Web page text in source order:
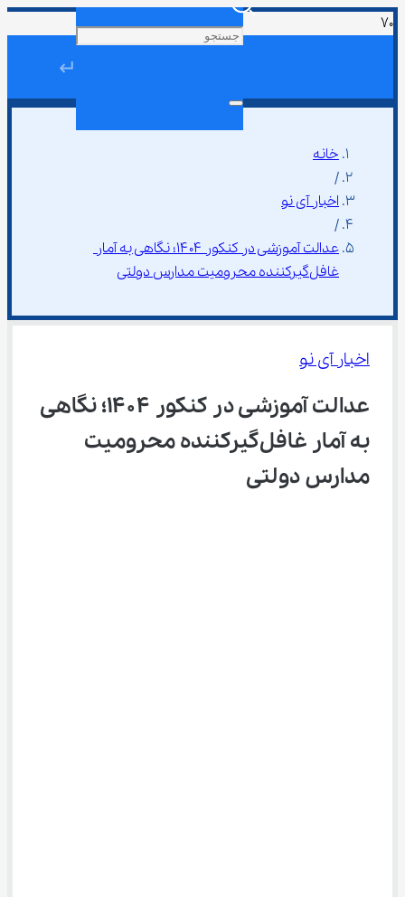
↵
خانه
/
اخبار آی نو
/
عدالت آموزشی در کنکور ۱۴۰۴؛ نگاهی به آمار
غافل‌گیرکننده محرومیت مدارس دولتی
اخبار آی نو
عدالت آموزشی در کنکور ۱۴۰۴؛ نگاهی
به آمار غافل‌گیرکننده محرومیت
مدارس دولتی